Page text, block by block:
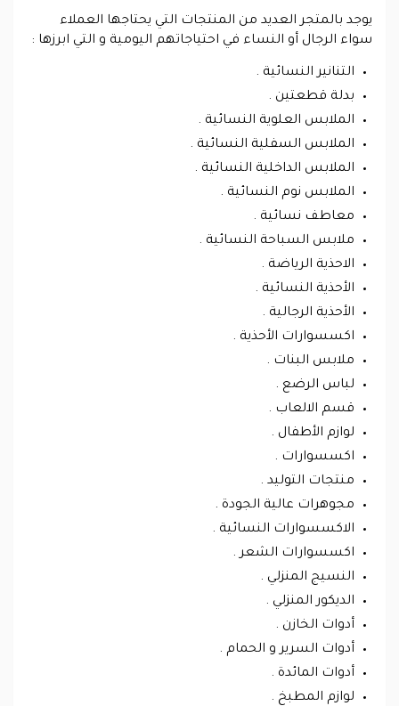
يوجد بالمتجر العديد من المنتجات التي يحتاجها العملاء
سواء الرجال أو النساء في احتياجاتهم اليومية و التي ابرزها :
التنانير النسائية .
بدلة قطعتين .
الملابس العلوية النسائية .
الملابس السفلية النسائية .
الملابس الداخلية النسائية .
الملابس نوم النسائية .
معاطف نسائية .
ملابس السباحة النسائية .
الاحذية الرياضة .
الأحذية النسائية .
الأحذية الرجالية .
اكسسوارات الأحذية .
ملابس البنات .
لباس الرضع .
قسم الالعاب .
لوازم الأطفال .
اكسسوارات .
منتجات التوليد .
مجوهرات عالية الجودة .
الاكسسوارات النسائية .
اكسسوارات الشعر .
النسيج المنزلي .
الديكور المنزلي .
أدوات الخازن .
أدوات السرير و الحمام .
أدوات المائدة .
لوازم المطبخ .